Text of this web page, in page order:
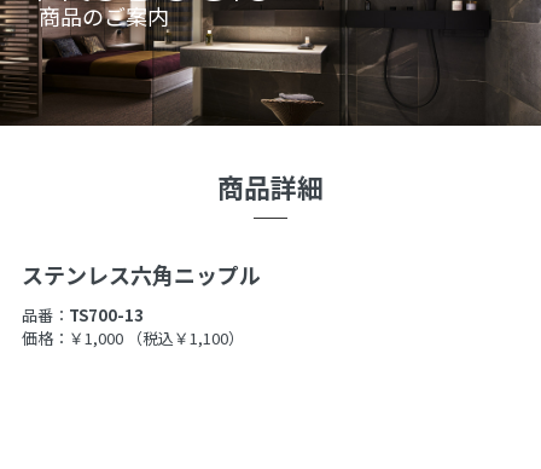
商品のご案内
商品詳細
ステンレス六角ニップル
品番： TS700-13
価格：￥1,000
（税込￥1,100）